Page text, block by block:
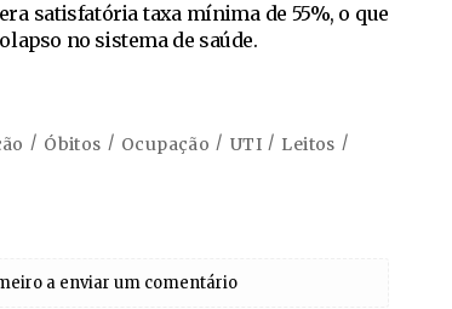
satisfatória taxa mínima de 55%, o que
no sistema de saúde.
Óbitos Ocupação UTI
Leitos
a enviar um comentário